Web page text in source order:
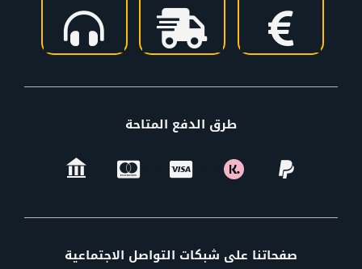
طرق الدفع المتاحة
صفحاتنا على شبكات التواصل الاجتماعية